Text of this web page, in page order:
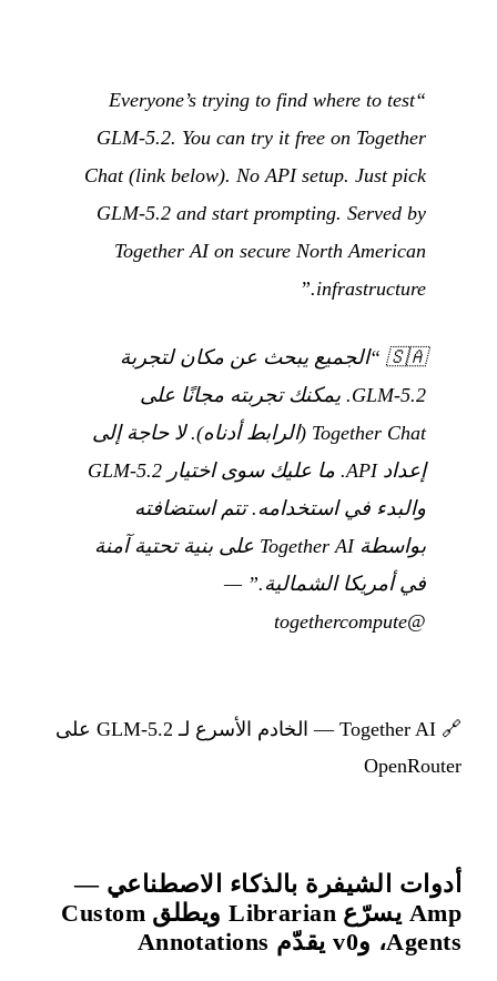
“Everyone’s trying to find where to test
GLM-5.2. You can try it free on Together
Chat (link below). No API setup. Just pick
GLM-5.2 and start prompting. Served by
Together AI on secure North American
infrastructure.”
🇸🇦 “الجميع يبحث عن مكان لتجربة
GLM-5.2. يمكنك تجربته مجانًا على
Together Chat (الرابط أدناه). لا حاجة إلى
إعداد API. ما عليك سوى اختيار GLM-5.2
والبدء في استخدامه. تتم استضافته
بواسطة Together AI على بنية تحتية آمنة
في أمريكا الشمالية.” —
@togethercompute
🔗
Together AI — الخادم الأسرع لـ GLM-5.2 على
OpenRouter
أدوات الشيفرة بالذكاء الاصطناعي —
Amp يسرّع Librarian ويطلق Custom
Agents، وv0 يقدّم Annotations